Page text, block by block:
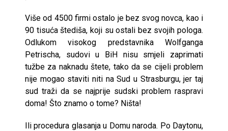
Više od 4500 firmi ostalo je bez svog novca, kao i
90 tisuća štediša, koji su ostali bez svojih pologa.
Odlukom visokog predstavnika Wolfganga
Petrischa, sudovi u BiH nisu smjeli zaprimati
tužbe za naknadu štete, tako da se cijeli problem
nije mogao staviti niti na Sud u Strasburgu, jer taj
sud traži da se najprije sudski problem raspravi
doma! Što znamo o tome? Ništa!
Ili procedura glasanja u Domu naroda. Po Daytonu,